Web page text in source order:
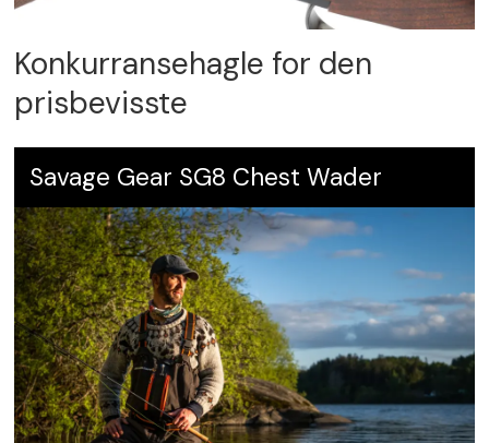
Konkurransehagle for den
prisbevisste
Savage Gear SG8 Chest Wader